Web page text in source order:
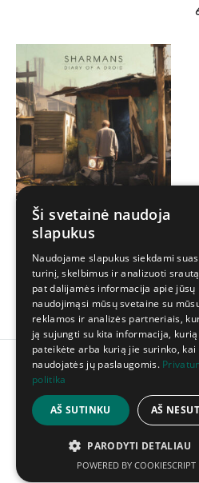
Sharmans – Diary Of A
Droid LP
30,00€
©2023 UAB „Creative
PVM kodas: LT100007358113,
Grąžinimų politika Privatumo
Ši svetainė naudoja
slapukus
Naudojame slapukus siekdami
turinį, skelbimus ir analizuoti
pat dalijamės informacija apie jūsų
naudojimąsi mūsų svetaine su
reklamos ir analizės partneriais,
ją sujungti su kita informacija,
pateikėte arba kurią jie surinko, kai
naudojatės jų paslaugomis.
politika
AŠ SUTINKU AŠ
PARODYTI DETALIAU
POWERED BY COOKIESCRIPT